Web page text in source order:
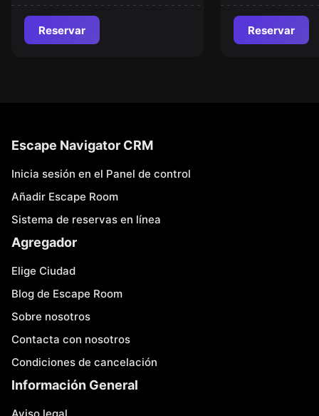
Reservar Reservar
Escape Navigator CRM
Inicia sesión en el Panel de control
Añadir Escape Room
Sistema de reservas en línea
Agregador
Elige Ciudad
Blog de Escape Room
Sobre nosotros
Contacta con nosotros
Condiciones de cancelación
Información General